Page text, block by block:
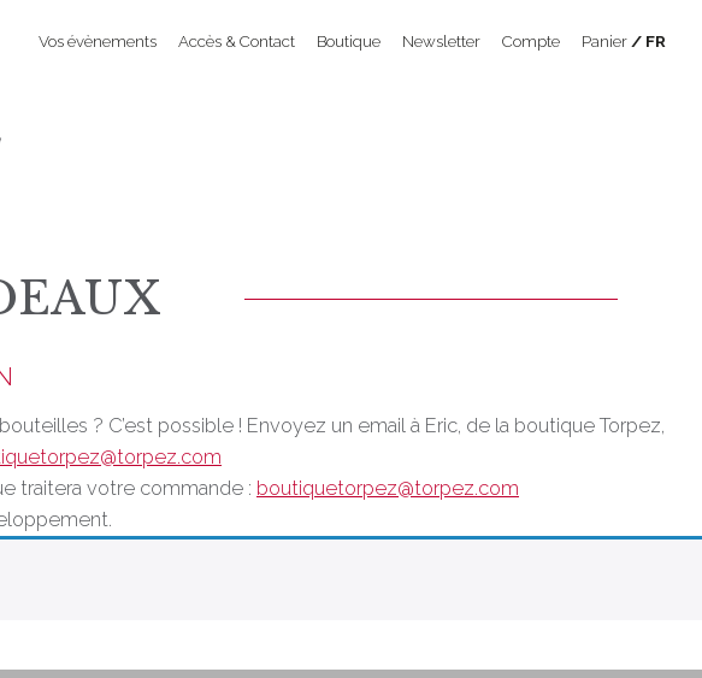
Vos évènements Accès & Contact Boutique Newsletter Compte Panier FR
? C’est possible ! Envoyez un email à Eric, de la boutique Torpez,
traitera votre commande : boutiquetorpez@torpez.com